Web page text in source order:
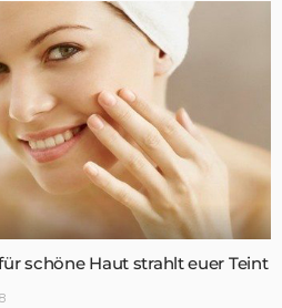
schöne Haut strahlt euer Teint